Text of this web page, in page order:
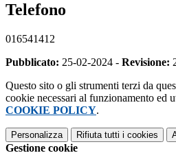
Telefono
016541412
Pubblicato: 25-02-2024 - Revisione:
Questo sito o gli strumenti terzi da
cookie necessari al funzionamento ed
COOKIE POLICY.
Personalizza Rifiuta tutti i cookies
Gestione cookie